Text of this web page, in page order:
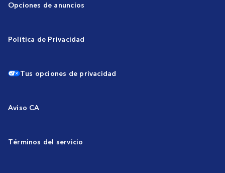
Opciones de anuncios
Política de Privacidad
Tus opciones de privacidad
Aviso CA
Términos del servicio